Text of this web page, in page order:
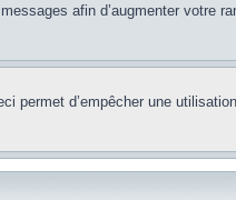
afin d’augmenter votre
permet d’empêcher une